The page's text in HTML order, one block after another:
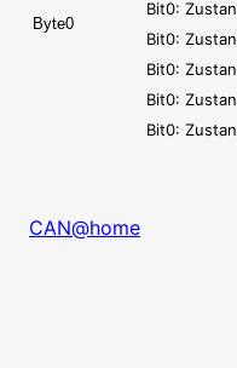
Byte0
Bit0:
Bit0:
Bit0:
Bit0:
Bit0:
CAN@home